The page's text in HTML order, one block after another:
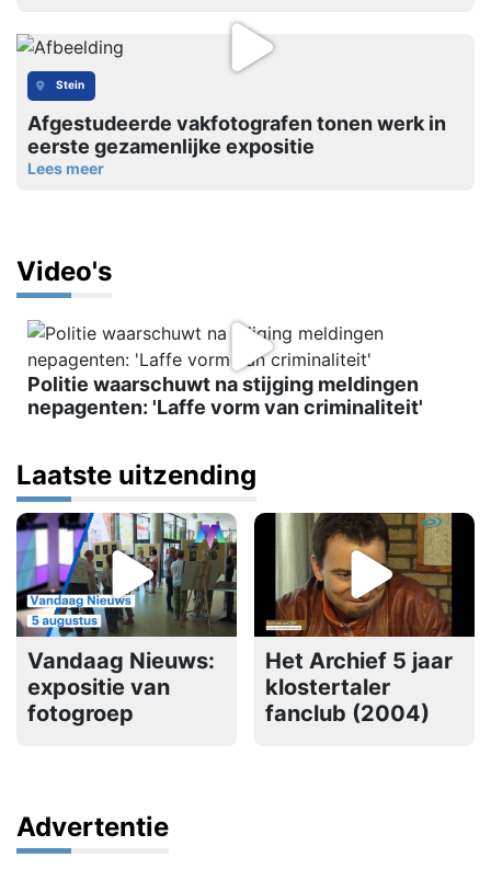
Stein
Afgestudeerde vakfotografen tonen werk in
eerste gezamenlijke expositie
Lees meer
Video's
Politie waarschuwt na stijging meldingen
nepagenten: 'Laffe vorm van criminaliteit'
Laatste uitzending
Vandaag Nieuws:
expositie van
fotogroep
Het Archief 5 jaar
klostertaler
fanclub (2004)
Advertentie